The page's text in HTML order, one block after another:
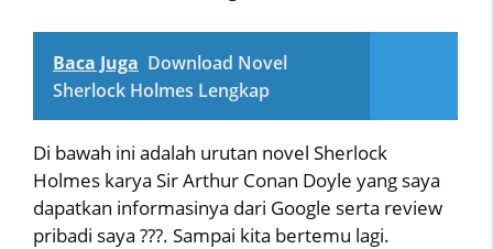
Baca Juga Download Novel
Sherlock Holmes Lengkap
Di bawah ini adalah urutan novel Sherlock
Holmes karya Sir Arthur Conan Doyle yang saya
dapatkan informasinya dari Google serta review
pribadi saya ???. Sampai kita bertemu lagi.